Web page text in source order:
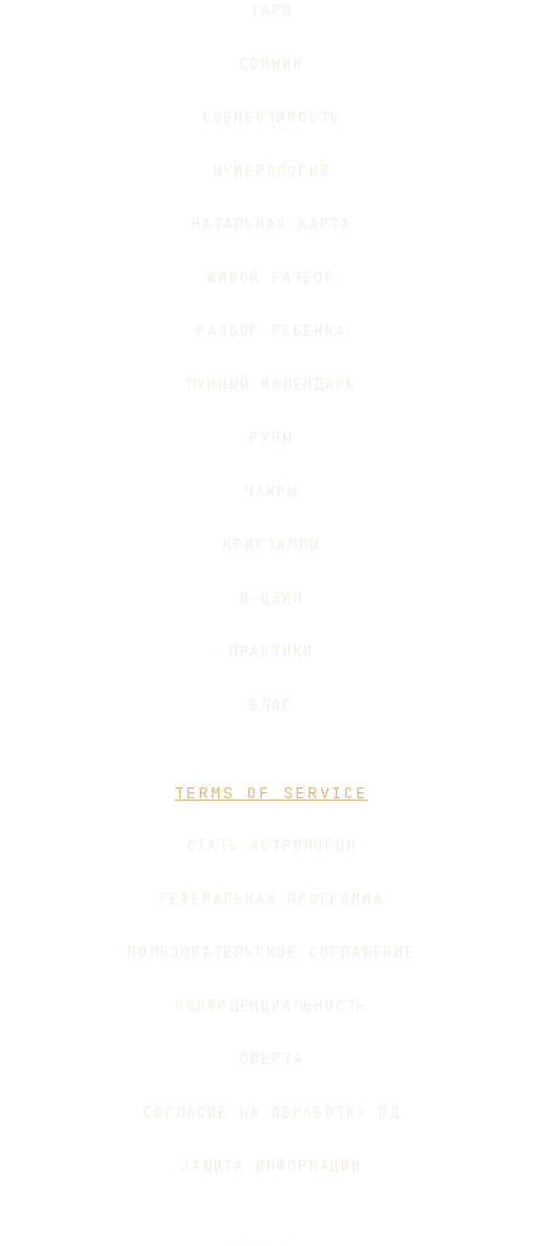
ТАРО
СОННИК
СОВМЕСТИМОСТЬ
НУМЕРОЛОГИЯ
НАТАЛЬНАЯ КАРТА
ЖИВОЙ РАЗБОР
РАЗБОР РЕБЁНКА
ЛУННЫЙ КАЛЕНДАРЬ
РУНЫ
ЧАКРЫ
КРИСТАЛЛЫ
И-ЦЗИН
ПРАКТИКИ
БЛОГ
TERMS OF SERVICE
СТАТЬ АСТРОЛОГОМ
РЕФЕРАЛЬНАЯ ПРОГРАММА
ПОЛЬЗОВАТЕЛЬСКОЕ СОГЛАШЕНИЕ
КОНФИДЕНЦИАЛЬНОСТЬ
ОФЕРТА
СОГЛАСИЕ НА ОБРАБОТКУ ПД
ЗАЩИТА ИНФОРМАЦИИ